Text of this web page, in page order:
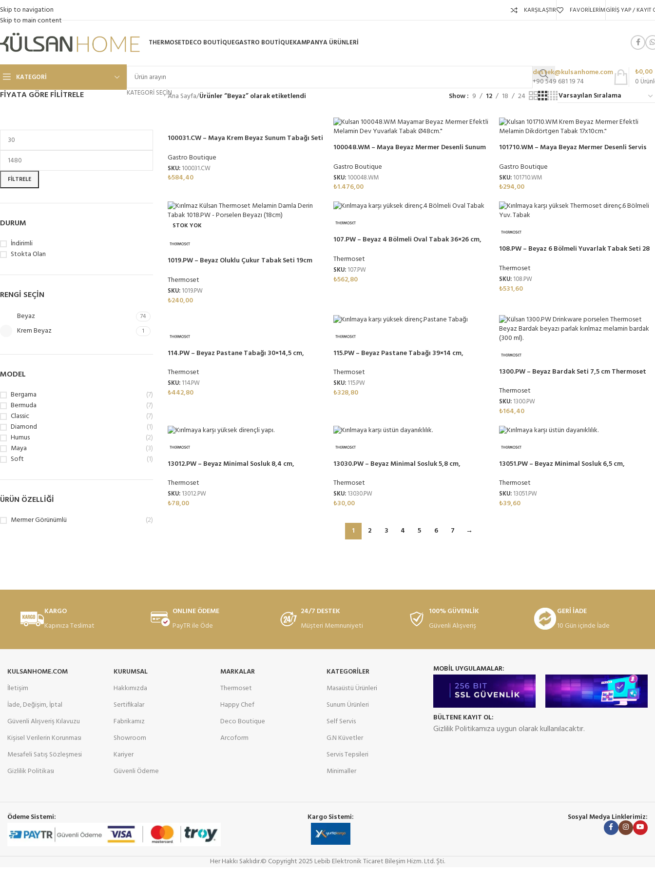
Skip to navigation
Skip to main content
KARŞILAŞTIR FAVORILERIMGIRIŞ YAP / KAYIT
THERMOSETDECO BOUTIQUEGASTRO BOUTIQUEKAMPANYA ÜRÜNLERI
KATEGORI
KATEGORI SEÇIN
destek@kulsanhome.com
+90 549 681 19 74
0
₺0,00
FIYATA GÖRE FILITRELE
FILTRELE
DURUM
İndirimli
Stokta Olan
RENGI SEÇIN
Beyaz 74
Krem Beyaz 1
MODEL
Bergama
(7)
Bermuda
(7)
Classic
(7)
Diamond
(1)
Humus
(2)
Maya
(3)
Soft
(1)
ÜRÜN ÖZELLIĞI
Mermer Görünümlü (2)
Ana Sayfa/Ürünler “Beyaz” olarak etiketlendi Show 9 12 18 24
100031.CW – Maya Krem Beyaz Sunum Tabağı Seti
Gastro Boutique
SKU: 100031.CW
₺584,40
100048.WM – Maya Beyaz Mermer Desenli Sunum
Gastro Boutique
SKU: 100048.WM
₺1.476,00
101710.WM – Maya Beyaz Mermer Desenli Servis
Gastro Boutique
SKU: 101710.WM
₺294,00
STOK YOK
1019.PW – Beyaz Oluklu Çukur Tabak Seti 19cm
Thermoset
SKU: 1019.PW
₺240,00
107.PW – Beyaz 4 Bölmeli Oval Tabak 36×26 cm,
Thermoset
SKU: 107.PW
₺562,80
108.PW – Beyaz 6 Bölmeli Yuvarlak Tabak Seti 28
Thermoset
SKU: 108.PW
₺531,60
114.PW – Beyaz Pastane Tabağı 30×14,5 cm,
Thermoset
SKU: 114.PW
₺442,80
115.PW – Beyaz Pastane Tabağı 39×14 cm,
Thermoset
SKU: 115.PW
₺328,80
1300.PW – Beyaz Bardak Seti 7,5 cm Thermoset
Thermoset
SKU: 1300.PW
₺164,40
13012.PW – Beyaz Minimal Sosluk 8,4 cm,
Thermoset
SKU: 13012.PW
₺78,00
13030.PW – Beyaz Minimal Sosluk 5,8 cm,
Thermoset
SKU: 13030.PW
₺30,00
13051.PW – Beyaz Minimal Sosluk 6,5 cm,
Thermoset
SKU: 13051.PW
₺39,60
1 2 3 4 5 6 7 →
KARGO
Kapınıza Teslimat
ONLINE ÖDEME
PayTR ile Öde
24/7 DESTEK
Müşteri Memnuniyeti
100% GÜVENLİK
Güvenli Alışveriş
GERİ İADE
10 Gün içinde İade
KULSANHOME.COM
İletişim
İade, Değişim, İptal
Güvenli Alışveriş Kılavuzu
Kişisel Verilerin Korunması
Mesafeli Satış Sözleşmesi
Gizlilik Politikası
KURUMSAL
Hakkımızda
Sertifikalar
Fabrikamız
Showroom
Kariyer
Güvenli Ödeme
MARKALAR
Thermoset
Happy Chef
Deco Boutique
Arcoform
KATEGORILER
Masaüstü Ürünleri
Sunum Ürünleri
Self Servis
G.N Küvetler
Servis Tepsileri
Minimaller
MOBİL UYGULAMALAR:
BÜLTENE KAYIT OL:
Gizlilik Politikamıza uygun olarak kullanılacaktır.
Ödeme Sistemi: Kargo Sistemi: Sosyal Medya Linklerimiz:
Her Hakkı Saklıdır.© Copyright 2025 Lebib Elektronik Ticaret Bileşim Hizm. Ltd. Şti.